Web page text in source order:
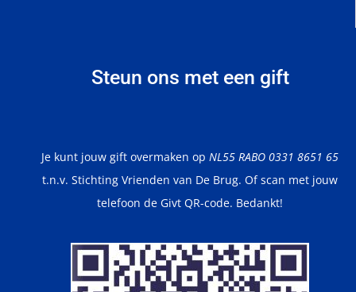
Steun ons met een gift
Je kunt jouw gift overmaken op NL55 RABO 0331 8651 65
t.n.v. Stichting Vrienden van De Brug. Of scan met jouw
telefoon de Givt QR-code. Bedankt!